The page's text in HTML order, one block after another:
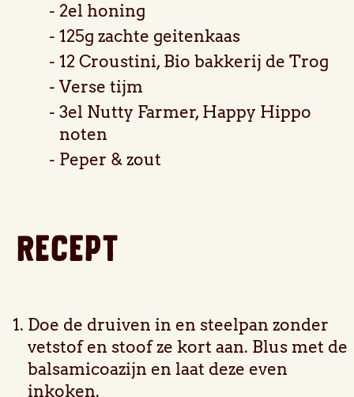
2el honing
125g zachte geitenkaas
12 Croustini, Bio bakkerij de Trog
Verse tijm
3el Nutty Farmer, Happy Hippo
noten
Peper & zout
RECEPT
Doe de druiven in en steelpan zonder
vetstof en stoof ze kort aan. Blus met de
balsamicoazijn en laat deze even
inkoken.